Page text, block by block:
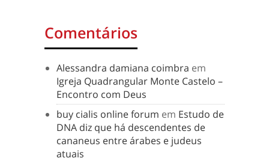
Comentários
Alessandra damiana coimbra em
Igreja Quadrangular Monte Castelo –
Encontro com Deus
buy cialis online forum em Estudo de
DNA diz que há descendentes de
cananeus entre árabes e judeus
atuais